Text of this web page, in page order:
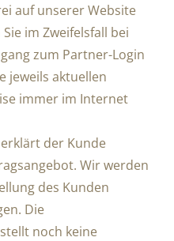
auf unserer Website
im Zweifelsfall bei
zum Partner-Login
jeweils aktuellen
immer im Internet
der Kunde
Wir werden
des Kunden
Die
noch keine